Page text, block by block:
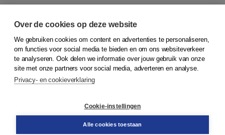
© 2026Koninklijke Boom uitgevers
Bestellen
Over de cookies op deze website
We gebruiken cookies om content en advertenties te personaliseren,
om functies voor social media te bieden en om ons websiteverkeer
te analyseren. Ook delen we informatie over jouw gebruik van onze
site met onze partners voor social media, adverteren en analyse.
Privacy- en cookieverklaring
Cookie-instellingen
Alle cookies toestaan